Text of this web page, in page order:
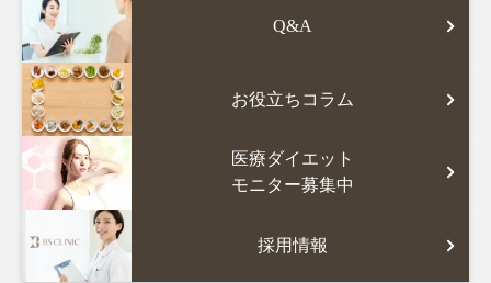
Q&A
お役立ちコラム
医療ダイエット
モニター募集中
採用情報